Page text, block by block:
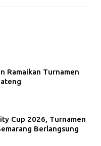
Ramaikan Turnamen
Cup 2026, Turnamen
Berlangsung